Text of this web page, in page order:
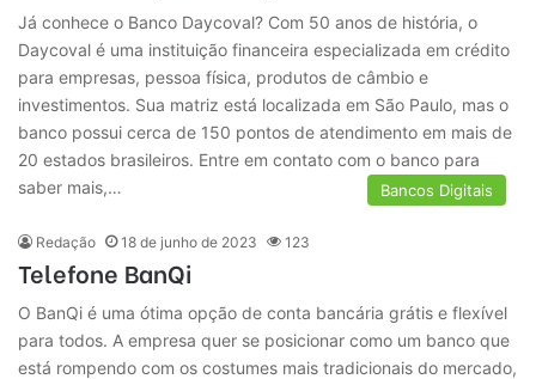
Já conhece o Banco Daycoval? Com 50 anos de história, o
Daycoval é uma instituição financeira especializada em crédito
para empresas, pessoa física, produtos de câmbio e
investimentos. Sua matriz está localizada em São Paulo, mas o
banco possui cerca de 150 pontos de atendimento em mais de
20 estados brasileiros. Entre em contato com o banco para
saber mais,…
Bancos Digitais
Redação 18 de junho de 2023 123
Telefone BanQi
O BanQi é uma ótima opção de conta bancária grátis e flexível
para todos. A empresa quer se posicionar como um banco que
está rompendo com os costumes mais tradicionais do mercado,